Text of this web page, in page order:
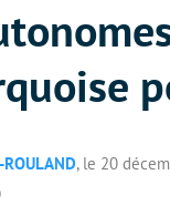
ROULAND, le 20